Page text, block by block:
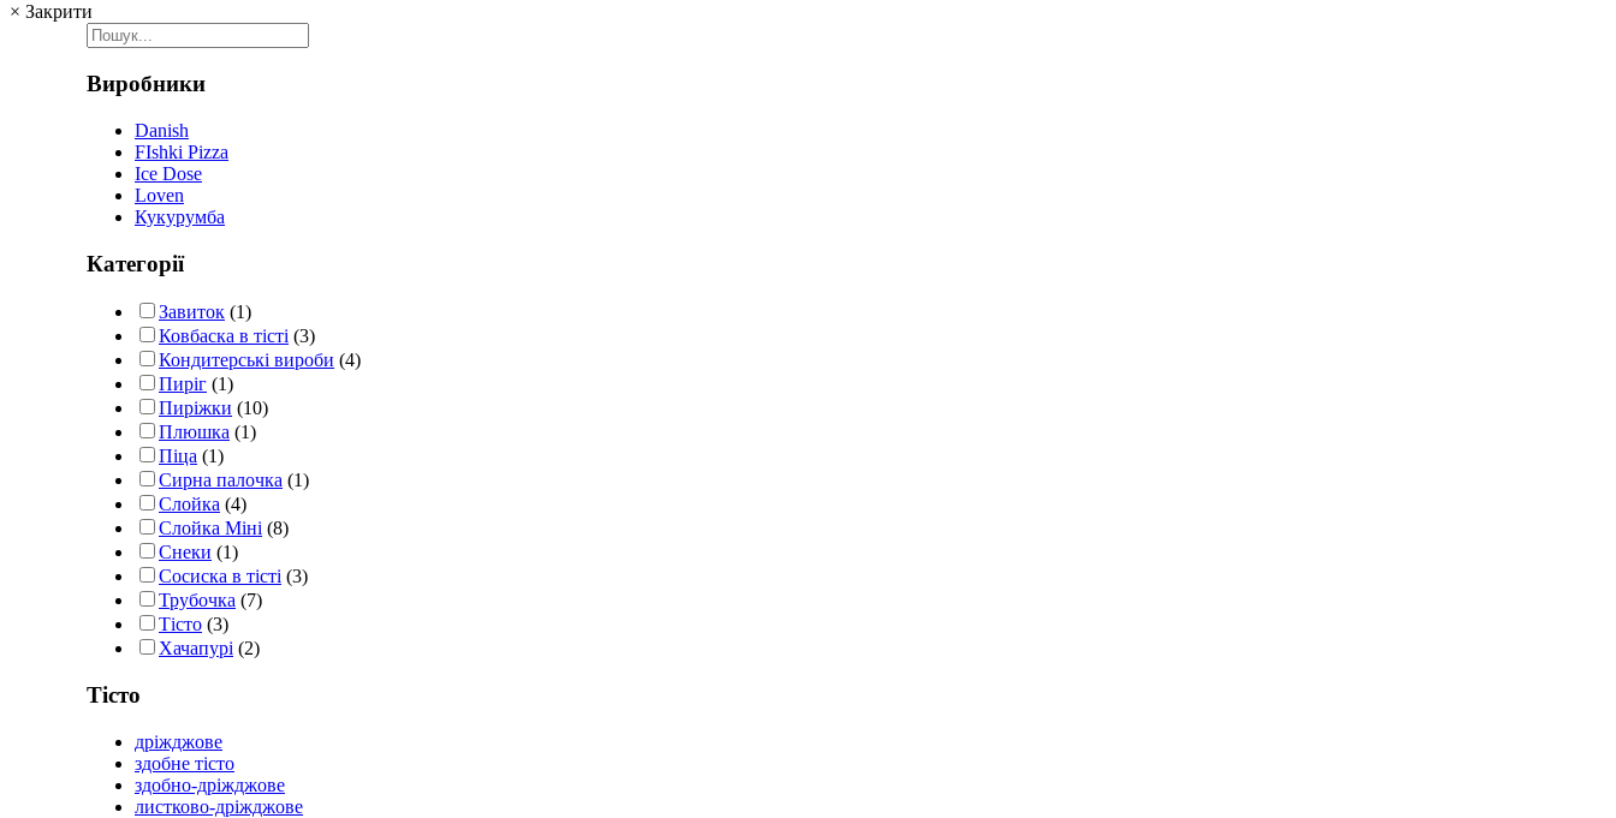
× Закрити
Виробники
Danish
FIshki Pizza
Ice Dose
Loven
Кукурумба
Категорії
Завиток (1)
Ковбаска в тісті (3)
Кондитерські вироби (4)
Пиріг (1)
Пиріжки (10)
Плюшка (1)
Піца (1)
Сирна палочка (1)
Слойка (4)
Слойка Міні (8)
Снеки (1)
Сосиска в тісті (3)
Трубочка (7)
Тісто (3)
Хачапурі (2)
Тісто
дріжджове
здобне тісто
здобно-дріжджове
листково-дріжджове